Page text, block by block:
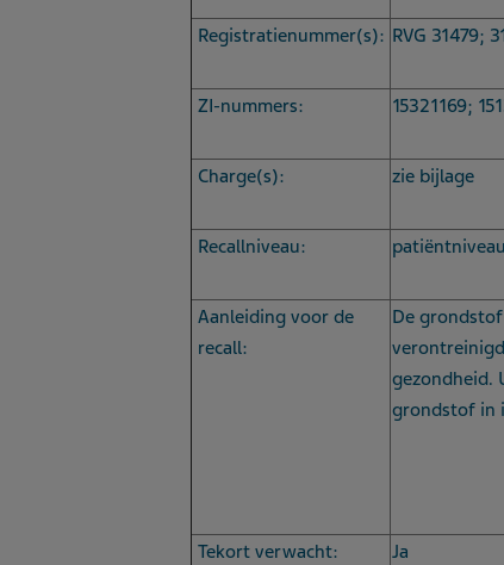
Registratienummer(s): RVG 31479;
ZI-nummers: 15321169;
Charge(s): zie bijlage
Recallniveau: patiëntniveau
Aanleiding voor de
recall:
De
gezondheid.
grondstof in
Tekort verwacht: Ja